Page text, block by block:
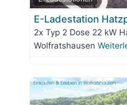
E-Ladestation
2x Typ 2 Dose 22 kW
Wolfratshausen